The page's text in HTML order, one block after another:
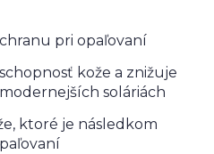
pri opaľovaní
kože a znižuje
soláriách
ktoré je následkom